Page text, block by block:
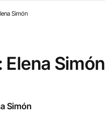
Simón
Simón
Simón